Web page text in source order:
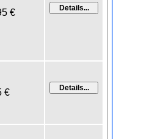
€
€